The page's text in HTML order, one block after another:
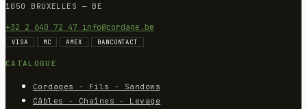
1050 BRUXELLES — BE
+32 2 640 72 47 info@cordage.be
VISA MC AMEX BANCONTACT
CATALOGUE
Cordages - Fils - Sandows
Câbles - Chaînes - Levage